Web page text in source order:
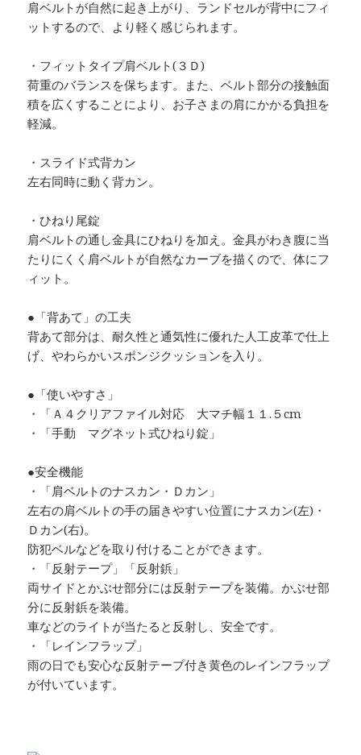
肩ベルトが自然に起き上がり、ランドセルが背中にフィ
ットするので、より軽く感じられます。
・フィットタイプ肩ベルト(３Ｄ)
荷重のバランスを保ちます。また、ベルト部分の接触面
積を広くすることにより、お子さまの肩にかかる負担を
軽減。
・スライド式背カン
左右同時に動く背カン。
・ひねり尾錠
肩ベルトの通し金具にひねりを加え。金具がわき腹に当
たりにくく肩ベルトが自然なカーブを描くので、体にフ
ィット。
●「背あて」の工夫
背あて部分は、耐久性と通気性に優れた人工皮革で仕上
げ、やわらかいスポンジクッションを入り。
●「使いやすさ」
・「Ａ４クリアファイル対応 大マチ幅１１.５cm
・「手動 マグネット式ひねり錠」
●安全機能
・「肩ベルトのナスカン・Ｄカン」
左右の肩ベルトの手の届きやすい位置にナスカン(左)・
Ｄカン(右)。
防犯ベルなどを取り付けることができます。
・「反射テープ」「反射鋲」
両サイドとかぶせ部分には反射テープを装備。かぶせ部
分に反射鋲を装備。
車などのライトが当たると反射し、安全です。
・「レインフラップ」
雨の日でも安心な反射テープ付き黄色のレインフラップ
が付いています。